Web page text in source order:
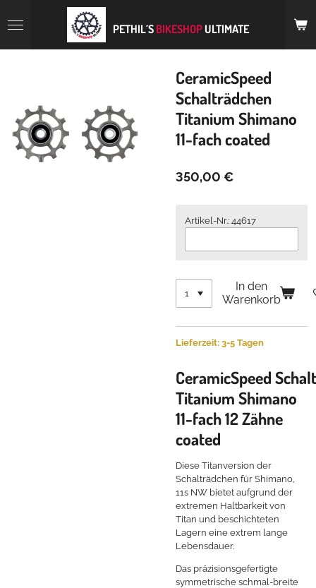
Hauptinhalt
PETHIL´S BIKESHOP ULTIMATE
CeramicSpeed
Schalträdchen
Titanium Shimano
11-fach coated
350,00 €
Artikel-Nr.: 44617
In den
Warenkorb
Lieferzeit: 3-5 Tagen
CeramicSpeed
Titanium Shimano
11-fach 12 Zähne
coated
Diese Titanversion der
Schalträdchen für Shimano,
11s NW bietet aufgrund der
extremen Haltbarkeit von
Titan und beschichteten
Lagern eine extrem lange
Lebensdauer.
Das präzisionsgefertigte
symmetrische schmal-breite